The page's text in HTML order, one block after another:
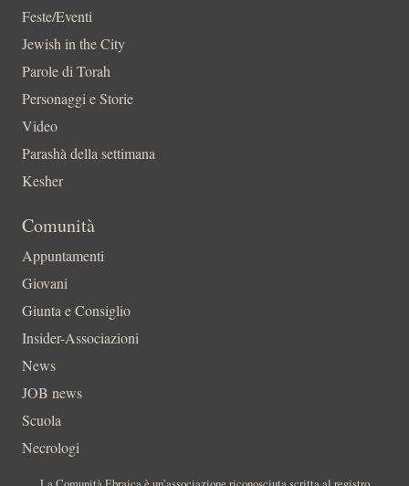
Feste/Eventi
Jewish in the City
Parole di Torah
Personaggi e Storie
Video
Parashà della settimana
Kesher
Comunità
Appuntamenti
Giovani
Giunta e Consiglio
Insider-Associazioni
News
JOB news
Scuola
Necrologi